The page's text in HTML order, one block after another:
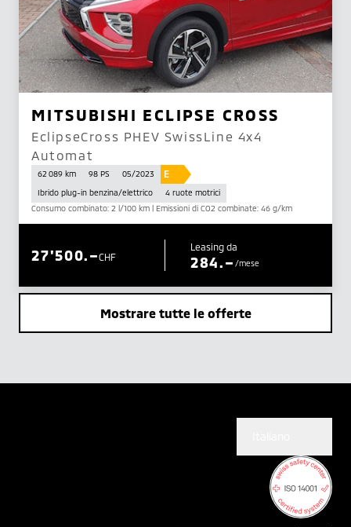
MITSUBISHI ECLIPSE CROSS
EclipseCross PHEV SwissLine 4x4
Automat
62 089 km 98 PS 05/2023 E
Ibrido plug-in benzina/elettrico
4 ruote motrici
Consumo combinato: 2 l/100 km | Emissioni di CO2 combinate: 46 g/km
CHF
27'500.– Leasing da
284.– /mese
Mostrare tutte le offerte